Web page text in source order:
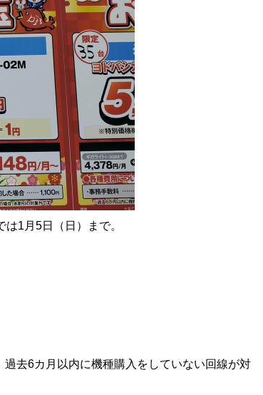
1月5日（日）まで。
去6カ月以内に機種購入をしていない回線が対